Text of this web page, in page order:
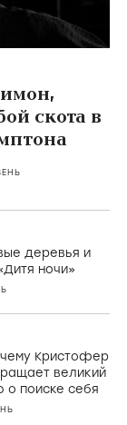
скота в
деревья и
ночи»
Кристофер
великий
о поиске себя